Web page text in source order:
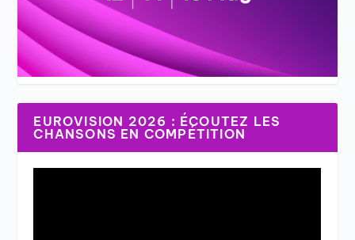
EUROVISION 2026 : ÉCOUTEZ LES
CHANSONS EN COMPÉTITION